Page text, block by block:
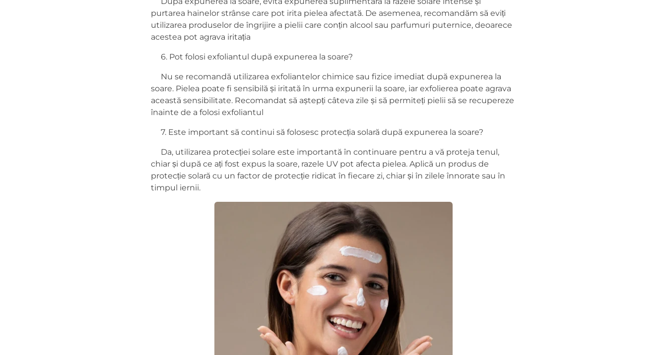
purtarea hainelor strânse care pot irita pielea afectată. De asemenea, recomandăm să eviți
utilizarea produselor de îngrijire a pielii care conțin alcool sau parfumuri puternice, deoarece
acestea pot agrava iritația
6. Pot folosi exfoliantul după expunerea la soare?
Nu se recomandă utilizarea exfoliantelor chimice sau fizice imediat după expunerea la
soare. Pielea poate fi sensibilă și iritată în urma expunerii la soare, iar exfolierea poate agrava
această sensibilitate. Recomandat să aștepți câteva zile și să permiteți pielii să se recupereze
înainte de a folosi exfoliantul
7. Este important să continui să folosesc protecția solară după expunerea la soare?
Da, utilizarea protecției solare este importantă în continuare pentru a vă proteja tenul,
chiar și după ce ați fost expus la soare, razele UV pot afecta pielea. Aplică un produs de
protecție solară cu un factor de protecție ridicat în fiecare zi, chiar și în zilele înnorate sau în
timpul iernii.